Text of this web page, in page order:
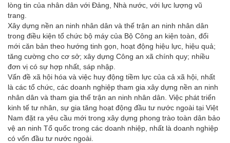
lòng tin của nhân dân với Đảng, Nhà nước, với lực lượng vũ
trang.
Xây dựng nền an ninh nhân dân và thế trận an ninh nhân dân
trong điều kiện tổ chức bộ máy của Bộ Công an kiện toàn, đổi
mới căn bản theo hướng tinh gọn, hoạt động hiệu lực, hiệu quả;
tăng cường cho cơ sở; xây dựng Công an xã chính quy; nhiều
đơn vị có sự hợp nhất, sáp nhập.
Vấn đề xã hội hóa và việc huy động tiềm lực của cả xã hội, nhất
là các tổ chức, các doanh nghiệp tham gia xây dựng nền an ninh
nhân dân và tham gia thế trận an ninh nhân dân. Việc phát triển
kinh tế tư nhân, sự gia tăng hoạt động đầu tư nước ngoài tại Việt
Nam đặt ra yêu cầu mới trong xây dựng phong trào toàn dân bảo
vệ an ninh Tổ quốc trong các doanh nhiệp, nhất là doanh nghiệp
có vốn đầu tư nước ngoài.